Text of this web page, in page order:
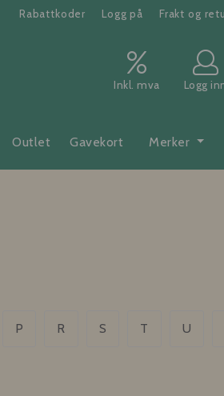
Rabattkoder Logg på Frakt og
Inkl. mva Logg
Outlet Gavekort Merker
P R S T U